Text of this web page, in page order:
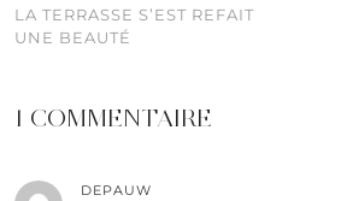
LA TERRASSE S’EST REFAIT
UNE BEAUTÉ
1 COMMENTAIRE
DEPAUW